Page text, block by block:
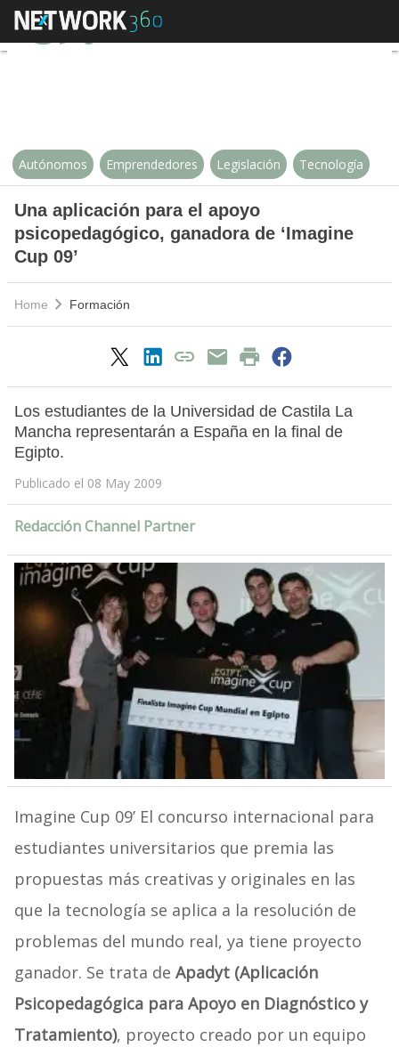
Una aplicación para el apoyo
Autónomos Emprendedores Legislación Tecnología
Una aplicación para el apoyo
psicopedagógico, ganadora de ‘Imagine
Cup 09’
Home Formación
Los estudiantes de la Universidad de Castila La
Mancha representarán a España en la final de
Egipto.
Publicado el 08 May 2009
Redacción Channel Partner
Imagine Cup 09’ El concurso internacional para
estudiantes universitarios que premia las
propuestas más creativas y originales en las
que la tecnología se aplica a la resolución de
problemas del mundo real, ya tiene proyecto
ganador. Se trata de Apadyt (Aplicación
Psicopedagógica para Apoyo en Diagnóstico y
Tratamiento), proyecto creado por un equipo